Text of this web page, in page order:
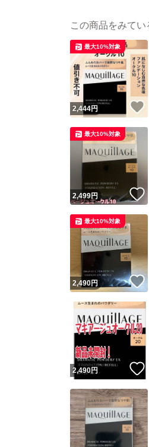
この商品をみてい
2,444円
最大10%対象
2,499円
最大10%対象
2,490円
最大10%対象
2,490円